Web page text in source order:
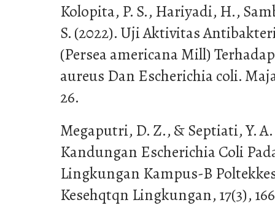
Kolopita, P. S., Hariyadi, H.,
S. (2022). Uji Aktivitas
(Persea americana Mill)
aureus Dan Escherichia coli.
26.
Megaputri, D. Z., & Septiati, Y.
Kandungan Escherichia Coli
Lingkungan Kampus-B
Kesehqtqn Lingkungan, 17(3),